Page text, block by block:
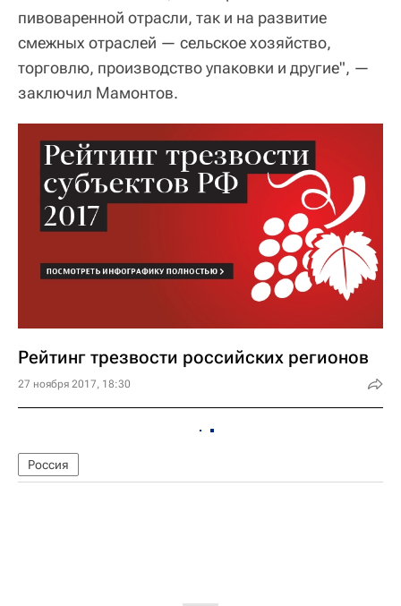
пивоваренной отрасли, так и на развитие
смежных отраслей — сельское хозяйство,
торговлю, производство упаковки и другие", —
заключил Мамонтов.
Рейтинг трезвости российских регионов
27 ноября 2017, 18:30
Россия